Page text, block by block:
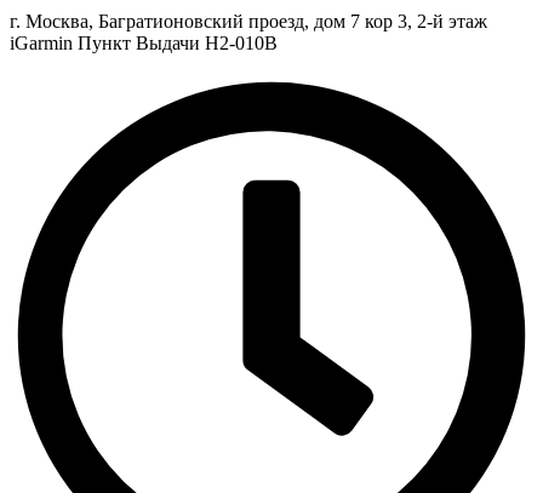
г. Москва, Багратионовский проезд, дом 7 кор 3, 2-й этаж
iGarmin Пункт Выдачи Н2-010В